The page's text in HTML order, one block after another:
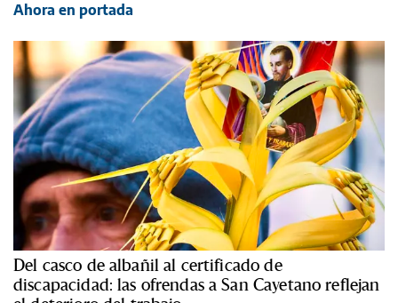
Ahora en portada
Del casco de albañil al certificado de
discapacidad: las ofrendas a San Cayetano reflejan